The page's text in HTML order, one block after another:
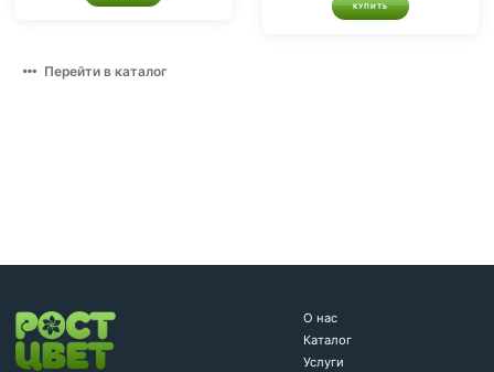
КУПИТЬ
Перейти в каталог
О нас
Каталог
Услуги